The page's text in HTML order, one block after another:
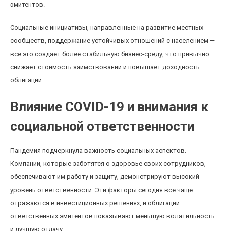
эмитентов.
Социальные инициативы, направленные на развитие местных
сообществ, поддержание устойчивых отношений с населением —
все это создаёт более стабильную бизнес-среду, что привычно
снижает стоимость заимствований и повышает доходность
облигаций.
Влияние COVID-19 и внимания к
социальной ответственности
Пандемия подчеркнула важность социальных аспектов.
Компании, которые заботятся о здоровье своих сотрудников,
обеспечивают им работу и защиту, демонстрируют высокий
уровень ответственности. Эти факторы сегодня всё чаще
отражаются в инвестиционных решениях, и облигации
ответственных эмитентов показывают меньшую волатильность
и лучшую отдачу.